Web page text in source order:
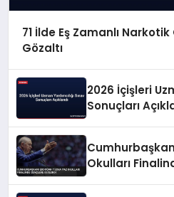
71 İlde Eş Zamanlı
Gözaltı
2026 İçişleri
Sonuçları
Okulları